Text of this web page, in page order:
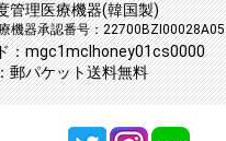
管理医療機器(韓国製)
機器承認番号：22700BZI00028A05
：mgc1mclhoney01cs0000
郵パケット送料無料